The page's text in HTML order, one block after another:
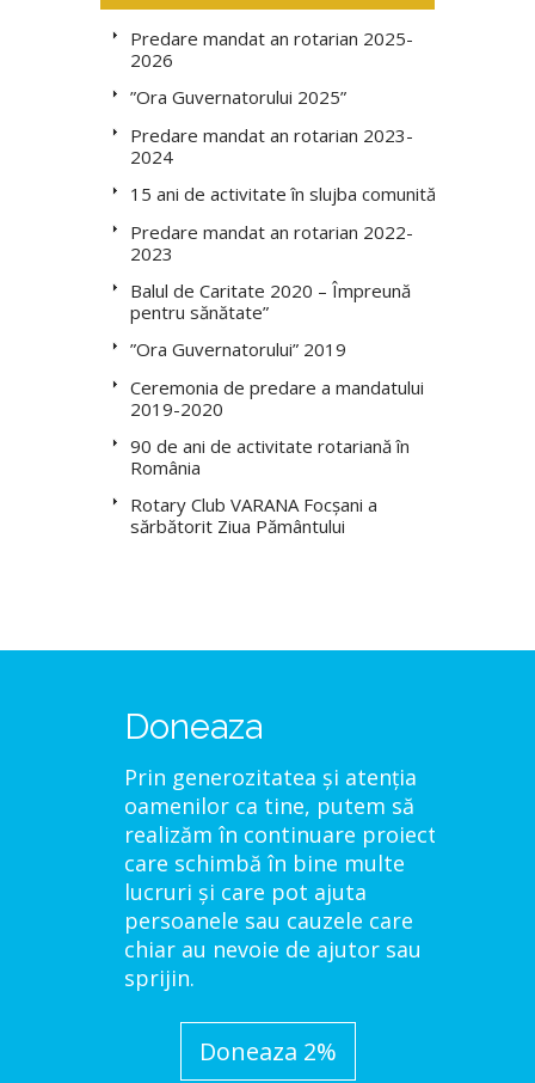
Predare mandat an rotarian 2025-
2026
”Ora Guvernatorului 2025”
Predare mandat an rotarian 2023-
2024
15 ani de activitate în slujba comunității
Predare mandat an rotarian 2022-
2023
Balul de Caritate 2020 – Împreună
pentru sănătate”
”Ora Guvernatorului” 2019
Ceremonia de predare a mandatului
2019-2020
90 de ani de activitate rotariană în
România
Rotary Club VARANA Focșani a
sărbătorit Ziua Pământului
Doneaza
Prin generozitatea și atenția
oamenilor ca tine, putem să
realizăm în continuare proiecte
care schimbă în bine multe
lucruri și care pot ajuta
persoanele sau cauzele care
chiar au nevoie de ajutor sau
sprijin.
Doneaza 2%